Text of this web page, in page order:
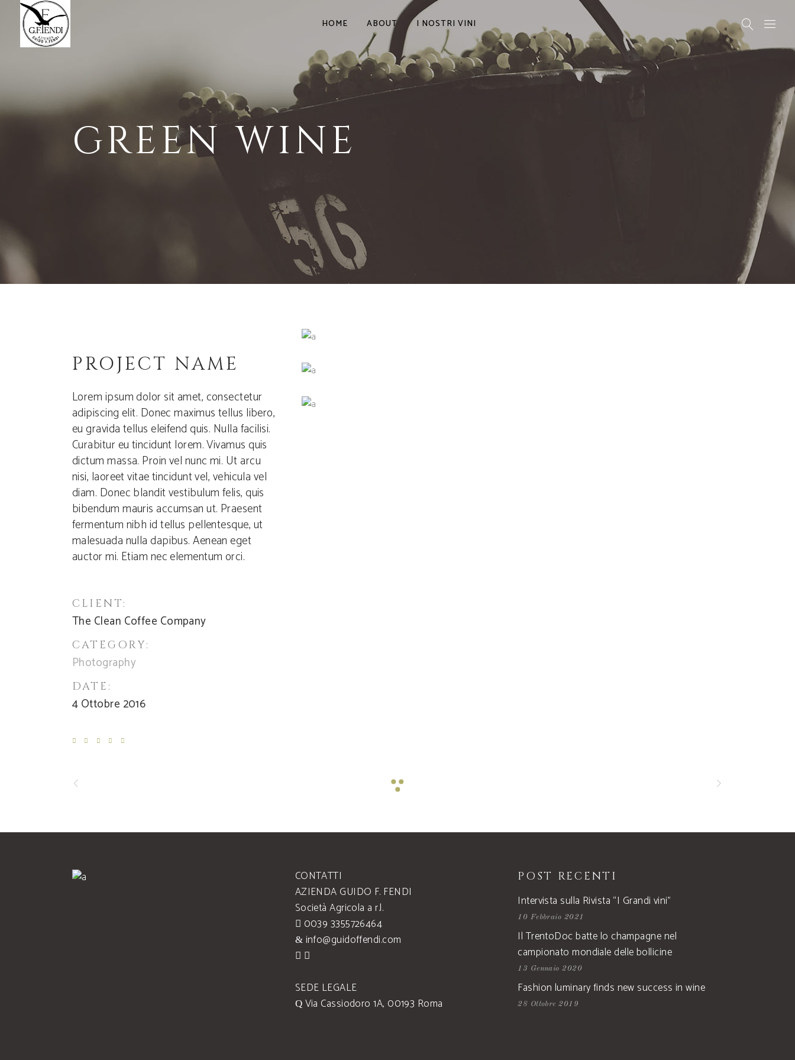
HOME ABOUT I NOSTRI VINI
GREEN WINE
PROJECT NAME
Lorem ipsum dolor sit amet, consectetur
adipiscing elit. Donec maximus tellus libero,
eu gravida tellus eleifend quis. Nulla facilisi.
Curabitur eu tincidunt lorem. Vivamus quis
dictum massa. Proin vel nunc mi. Ut arcu
nisi, laoreet vitae tincidunt vel, vehicula vel
diam. Donec blandit vestibulum felis, quis
bibendum mauris accumsan ut. Praesent
fermentum nibh id tellus pellentesque, ut
malesuada nulla dapibus. Aenean eget
auctor mi. Etiam nec elementum orci.
CLIENT:
The Clean Coffee Company
CATEGORY:
Photography
DATE:
4 Ottobre 2016
CONTATTI
AZIENDA GUIDO F. FENDI
Società Agricola a r.l.
0039 3355726464
info@guidoffendi.com
SEDE LEGALE
Via Cassiodoro 1A, 00193 Roma
POST RECENTI
Intervista sulla Rivista “I Grandi vini”
10 Febbraio 2021
Il TrentoDoc batte lo champagne nel
campionato mondiale delle bollicine
13 Gennaio 2020
Fashion luminary finds new success in wine
28 Ottobre 2019